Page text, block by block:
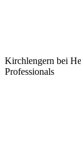
Kirchlengern bei
Professionals